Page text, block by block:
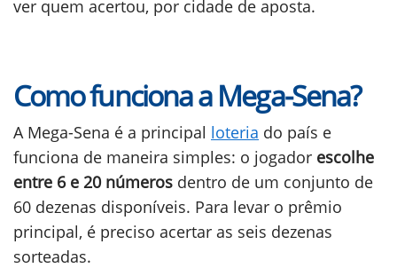
ver quem acertou, por cidade de aposta.
Como funciona a Mega-Sena?
A Mega-Sena é a principal loteria do país e
funciona de maneira simples: o jogador escolhe
entre 6 e 20 números dentro de um conjunto de
60 dezenas disponíveis. Para levar o prêmio
principal, é preciso acertar as seis dezenas
sorteadas.